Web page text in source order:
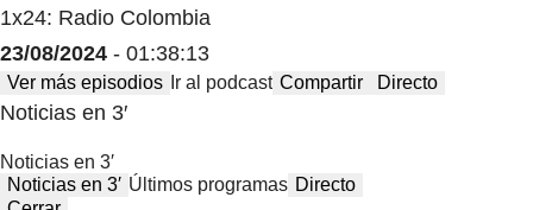
1x24: Radio Colombia
23/08/2024 - 01:38:13
Ver más episodios Ir al podcast Compartir Directo
Noticias en 3′
Noticias en 3′
Noticias en 3′ Últimos programas Directo